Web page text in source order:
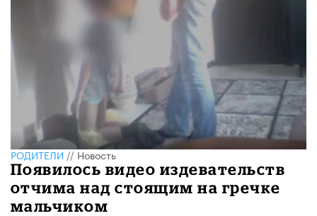
РОДИТЕЛИ//Новость
Появилось видео издевательств
отчима над стоящим на гречке
мальчиком